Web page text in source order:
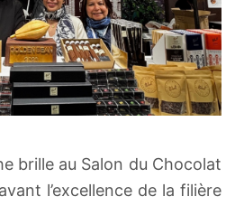
brille au Salon du Chocolat
l’excellence de la filière